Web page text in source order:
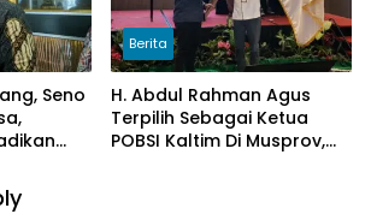
Seno
Berita
H. Abdul Rahman Agus
Terpilih Sebagai Ketua
POBSI Kaltim Di Musprov,